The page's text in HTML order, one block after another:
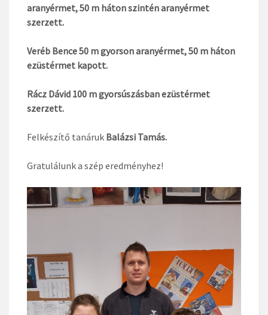
aranyérmet, 50 m háton szintén aranyérmet
szerzett.
Veréb Bence 50 m gyorson aranyérmet, 50 m háton
ezüstérmet kapott.
Rácz Dávid 100 m gyorsúszásban ezüstérmet
szerzett.
Felkészítő tanáruk Balázsi Tamás.
Gratulálunk a szép eredményhez!